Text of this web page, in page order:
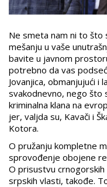
Ne smeta nam ni to što
mešanju u vaše
bavite u javnom
potrebno da vas
Jovanjica, obmanjujući i
svakodnevno, nego što
kriminalna klana na
jer, valjda su, Kavači i
Kotora.
O pružanju kompletne
sprovođenje obojene
O prisustvu
srpskih vlasti, takođe.